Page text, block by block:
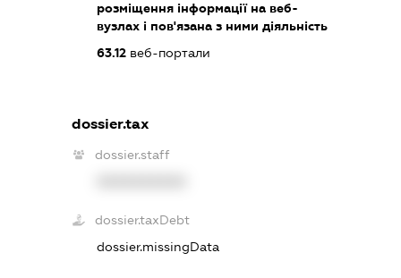
розміщення інформації на веб-
вузлах і пов'язана з ними діяльність
63.12веб-портали
dossier.tax
dossier.staff
dossier.taxDebt
dossier.missingData